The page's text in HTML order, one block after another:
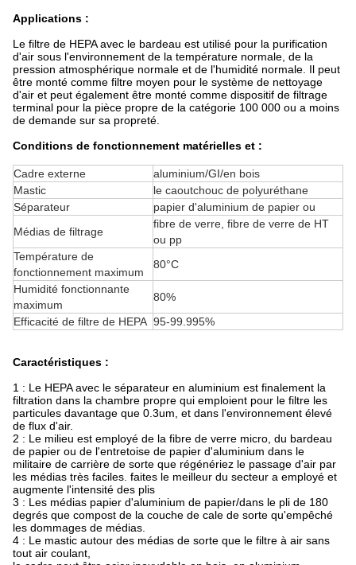
Applications :
Le filtre de HEPA avec le bardeau est utilisé pour la purification
d'air sous l'environnement de la température normale, de la
pression atmosphérique normale et de l'humidité normale. Il peut
être monté comme filtre moyen pour le système de nettoyage
d'air et peut également être monté comme dispositif de filtrage
terminal pour la pièce propre de la catégorie 100 000 ou a moins
de demande sur sa propreté.
Conditions de fonctionnement matérielles et :
Cadre externe
aluminium/GI/en bois
Mastic
le caoutchouc de polyuréthane
Séparateur
papier d'aluminium de papier ou
Médias de filtrage
fibre de verre, fibre de verre de HT
ou pp
Température de
fonctionnement maximum
80°C
Humidité fonctionnante
maximum
80%
Efficacité de filtre de HEPA 95-99.995%
Caractéristiques :
1 : Le HEPA avec le séparateur en aluminium est finalement la
filtration dans la chambre propre qui emploient pour le filtre les
particules davantage que 0.3um, et dans l'environnement élevé
de flux d'air.
2 : Le milieu est employé de la fibre de verre micro, du bardeau
de papier ou de l'entretoise de papier d'aluminium dans le
militaire de carrière de sorte que régénériez le passage d'air par
les médias très faciles. faites le meilleur du secteur a employé et
augmente l'intensité des plis
3 : Les médias papier d'aluminium de papier/dans le pli de 180
degrés que compost de la couche de cale de sorte qu'empêché
les dommages de médias.
4 : Le mastic autour des médias de sorte que le filtre à air sans
tout air coulant,